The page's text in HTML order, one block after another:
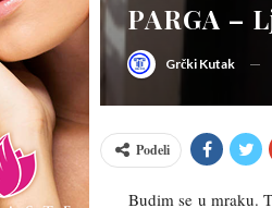
PARGA –
Grčki Kutak
Podeli
Budim se u mraku.